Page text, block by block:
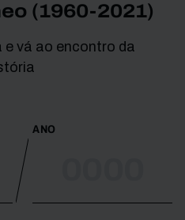
(1960-2021)
e vá ao encontro da
ANO